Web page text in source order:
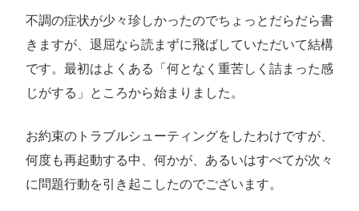
不調の症状が少々珍しかったのでちょっとだらだら書
きますが、退屈なら読まずに飛ばしていただいて結構
です。最初はよくある「何となく重苦しく詰まった感
じがする」ところから始まりました。
お約束のトラブルシューティングをしたわけですが、
何度も再起動する中、何かが、あるいはすべてが次々
に問題行動を引き起こしたのでございます。